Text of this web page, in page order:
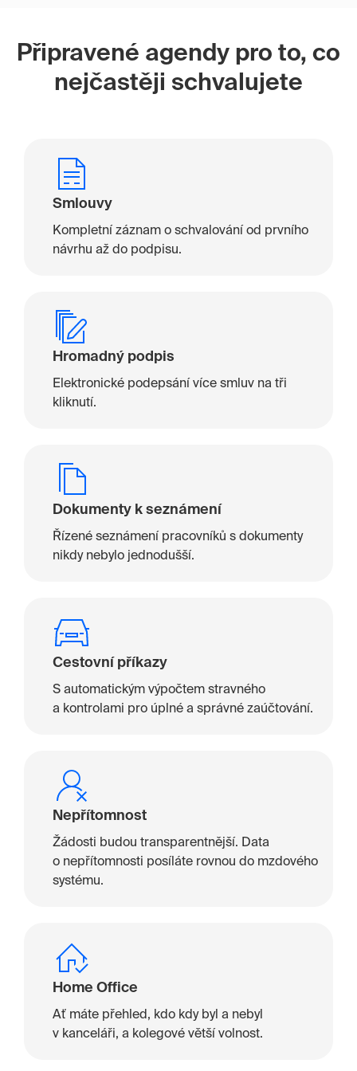
Připravené agendy pro to, co
nejčastěji schvalujete
Smlouvy
Kompletní záznam o schvalování od prvního
návrhu až do podpisu.
Hromadný podpis
Elektronické podepsání více smluv na tři
kliknutí.
Dokumenty k seznámení
Řízené seznámení pracovníků s dokumenty
nikdy nebylo jednodušší.
Cestovní příkazy
S automatickým výpočtem stravného
a kontrolami pro úplné a správné zaúčtování.
Nepřítomnost
Žádosti budou transparentnější. Data
o nepřítomnosti posíláte rovnou do mzdového
systému.
Home Office
Ať máte přehled, kdo kdy byl a nebyl
v kanceláři, a kolegové větší volnost.